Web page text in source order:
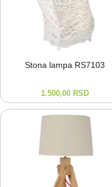
Stona lampa RS7103
1.500,00 RSD